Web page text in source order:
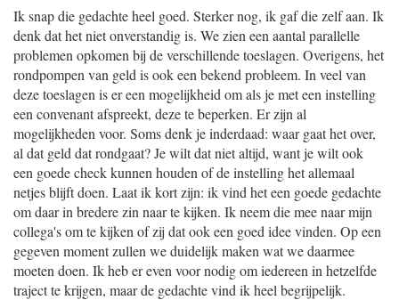
Ik snap die gedachte heel goed. Sterker nog, ik gaf die zelf aan. Ik
denk dat het niet onverstandig is. We zien een aantal parallelle
problemen opkomen bij de verschillende toeslagen. Overigens, het
rondpompen van geld is ook een bekend probleem. In veel van
deze toeslagen is er een mogelijkheid om als je met een instelling
een convenant afspreekt, deze te beperken. Er zijn al
mogelijkheden voor. Soms denk je inderdaad: waar gaat het over,
al dat geld dat rondgaat? Je wilt dat niet altijd, want je wilt ook
een goede check kunnen houden of de instelling het allemaal
netjes blijft doen. Laat ik kort zijn: ik vind het een goede gedachte
om daar in bredere zin naar te kijken. Ik neem die mee naar mijn
collega's om te kijken of zij dat ook een goed idee vinden. Op een
gegeven moment zullen we duidelijk maken wat we daarmee
moeten doen. Ik heb er even voor nodig om iedereen in hetzelfde
traject te krijgen, maar de gedachte vind ik heel begrijpelijk.